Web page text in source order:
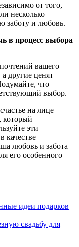
от того,
несколько
заботу и любовь.
в процесс выбора
вашего
другие ценят
что
выбор.
на лице
который
эти
качестве
любовь и забота
его особенного
идеи подарков
свадьбу для